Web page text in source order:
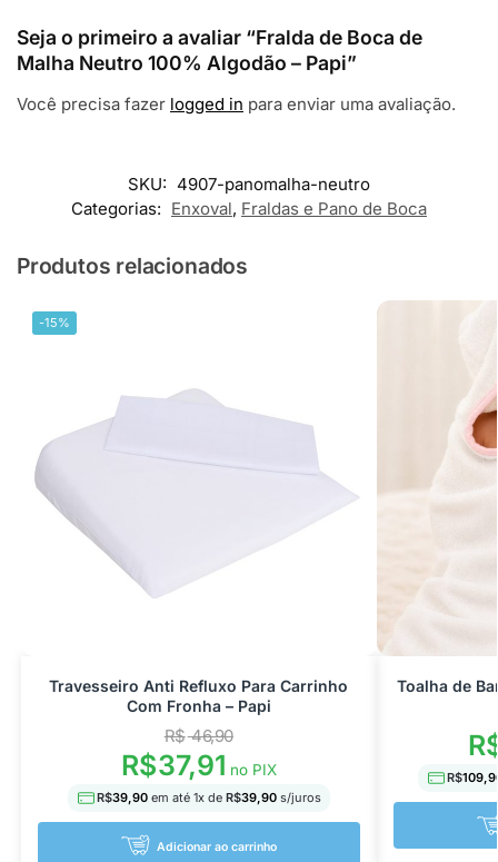
Seja o primeiro a avaliar “Fralda de Boca de
Malha Neutro 100% Algodão – Papi”
Você precisa fazer logged in para enviar uma avaliação.
SKU: 4907-panomalha-neutro
Categorias: Enxoval, Fraldas e Pano de Boca
Produtos relacionados
-15%
Travesseiro Anti Refluxo Para Carrinho
Com Fronha – Papi
R$46,90
R$37,91 no PIX
R$39,90 em até 1x de R$39,90s/juros
Adicionar ao carrinho
Toalha de
R$